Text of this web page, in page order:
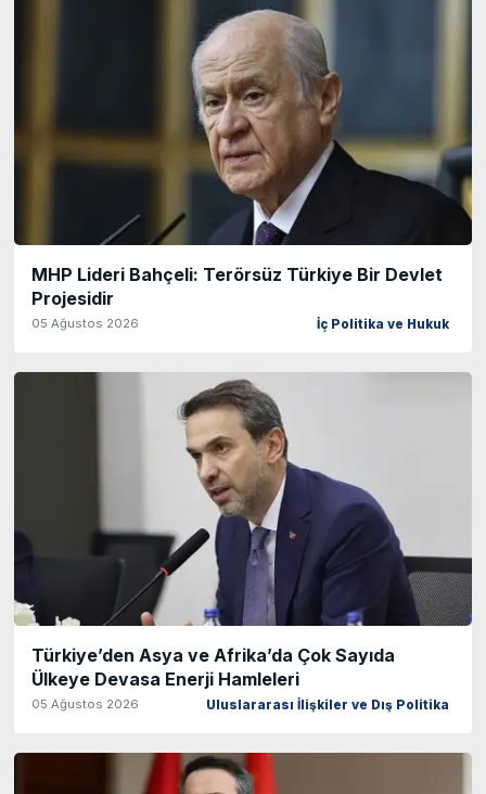
MHP Lideri Bahçeli: Terörsüz Türkiye Bir Devlet
Projesidir
05 Ağustos 2026 İç Politika ve Hukuk
Türkiye’den Asya ve Afrika’da Çok Sayıda
Ülkeye Devasa Enerji Hamleleri
05 Ağustos 2026 Uluslararası İlişkiler ve Dış Politika